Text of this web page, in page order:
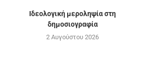
Ιδεολογική μεροληψία στη
δημοσιογραφία
2 Αυγούστου 2026